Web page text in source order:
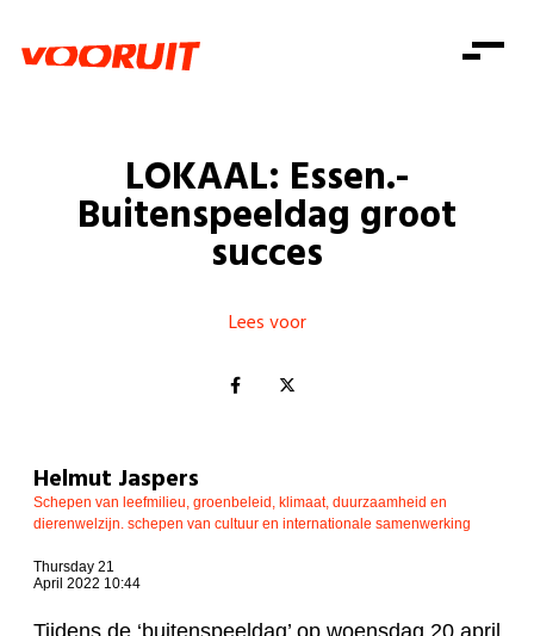
Zorg
Gelijke kansen
Consumentenbescherming
Pensioenen
Onze mensen
Standpunten
Doe mee
Doe mee
Word lid
Mis niets
Shop
Doe mee
LOKAAL: Essen.-
Buitenspeeldag groot
succes
Lees voor
Helmut Jaspers
Schepen van leefmilieu, groenbeleid, klimaat, duurzaamheid en
dierenwelzijn. schepen van cultuur en internationale samenwerking
Thursday 21
April 2022 10:44